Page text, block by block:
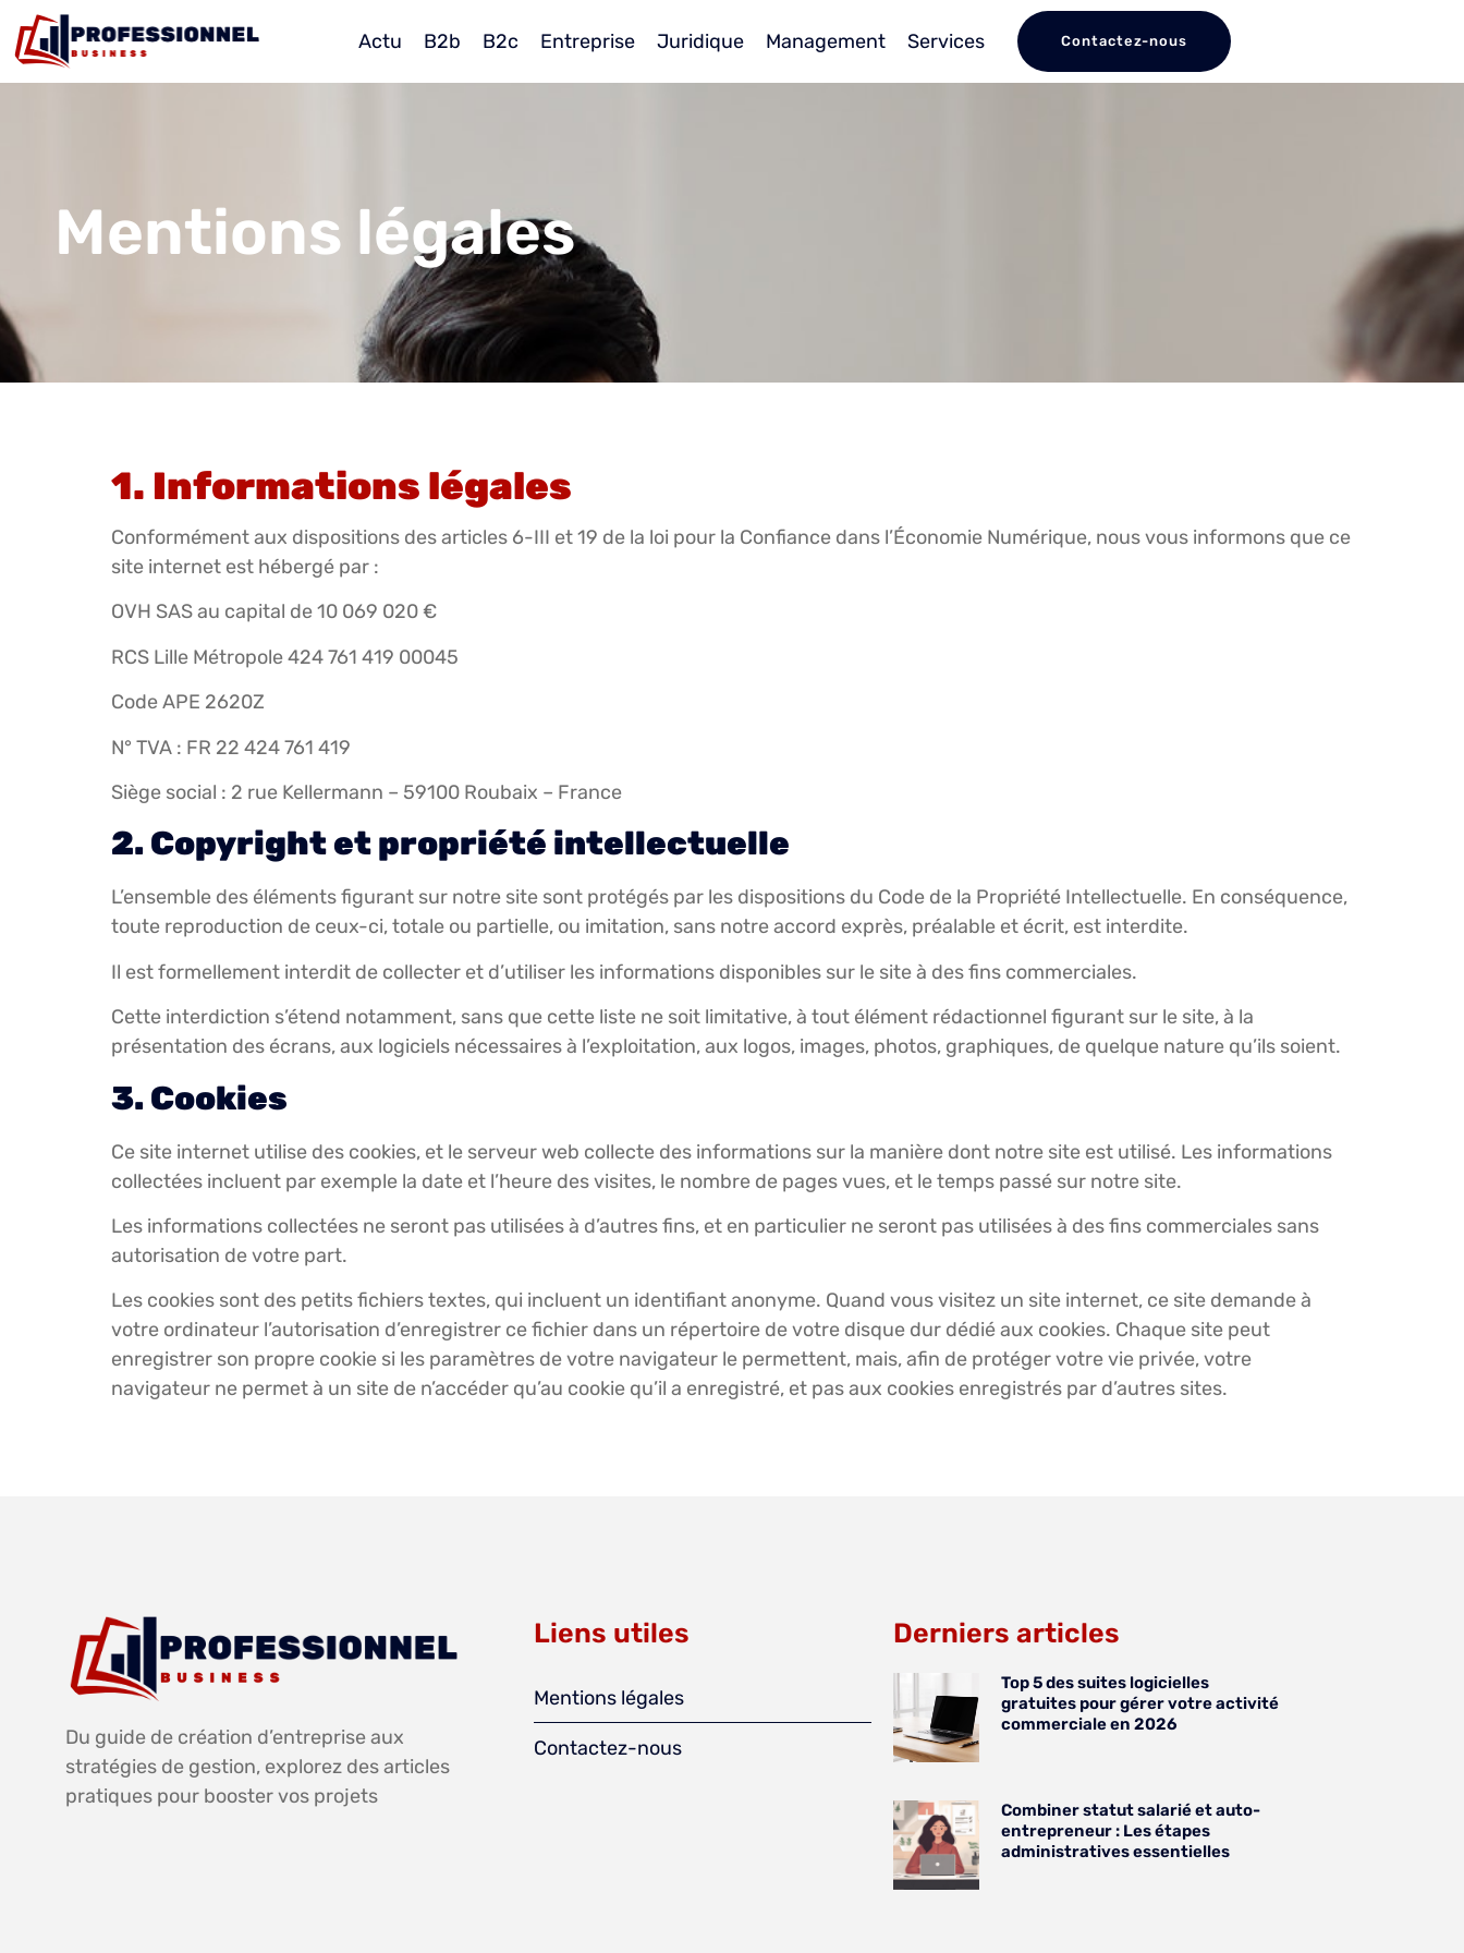
Actu B2b B2c Entreprise Juridique Management Services Contactez-nous
Mentions légales
1. Informations légales
Conformément aux dispositions des articles 6-III et 19 de la loi pour la Confiance dans l’Économie Numérique, nous vous informons que ce
site internet est hébergé par :
OVH SAS au capital de 10 069 020 €
RCS Lille Métropole 424 761 419 00045
Code APE 2620Z
N° TVA : FR 22 424 761 419
Siège social : 2 rue Kellermann – 59100 Roubaix – France
2. Copyright et propriété intellectuelle
L’ensemble des éléments figurant sur notre site sont protégés par les dispositions du Code de la Propriété Intellectuelle. En conséquence,
toute reproduction de ceux-ci, totale ou partielle, ou imitation, sans notre accord exprès, préalable et écrit, est interdite.
Il est formellement interdit de collecter et d’utiliser les informations disponibles sur le site à des fins commerciales.
Cette interdiction s’étend notamment, sans que cette liste ne soit limitative, à tout élément rédactionnel figurant sur le site, à la
présentation des écrans, aux logiciels nécessaires à l’exploitation, aux logos, images, photos, graphiques, de quelque nature qu’ils soient.
3. Cookies
Ce site internet utilise des cookies, et le serveur web collecte des informations sur la manière dont notre site est utilisé. Les informations
collectées incluent par exemple la date et l’heure des visites, le nombre de pages vues, et le temps passé sur notre site.
Les informations collectées ne seront pas utilisées à d’autres fins, et en particulier ne seront pas utilisées à des fins commerciales sans
autorisation de votre part.
Les cookies sont des petits fichiers textes, qui incluent un identifiant anonyme. Quand vous visitez un site internet, ce site demande à
votre ordinateur l’autorisation d’enregistrer ce fichier dans un répertoire de votre disque dur dédié aux cookies. Chaque site peut
enregistrer son propre cookie si les paramètres de votre navigateur le permettent, mais, afin de protéger votre vie privée, votre
navigateur ne permet à un site de n’accéder qu’au cookie qu’il a enregistré, et pas aux cookies enregistrés par d’autres sites.
Du guide de création d’entreprise aux
stratégies de gestion, explorez des articles
pratiques pour booster vos projets
Liens utiles
Mentions légales
Contactez-nous
Derniers articles
Top 5 des suites logicielles
gratuites pour gérer votre activité
commerciale en 2026
Combiner statut salarié et auto-
entrepreneur : Les étapes
administratives essentielles